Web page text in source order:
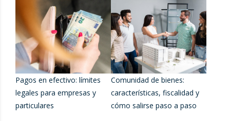
Pagos en efectivo: límites
legales para empresas y
particulares
Comunidad de bienes:
características, fiscalidad y
cómo salirse paso a paso